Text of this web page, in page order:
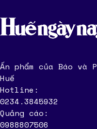
Ấn phẩm của Báo
Huế
Hotline:
0234.3845932
Quảng cáo:
0988807506